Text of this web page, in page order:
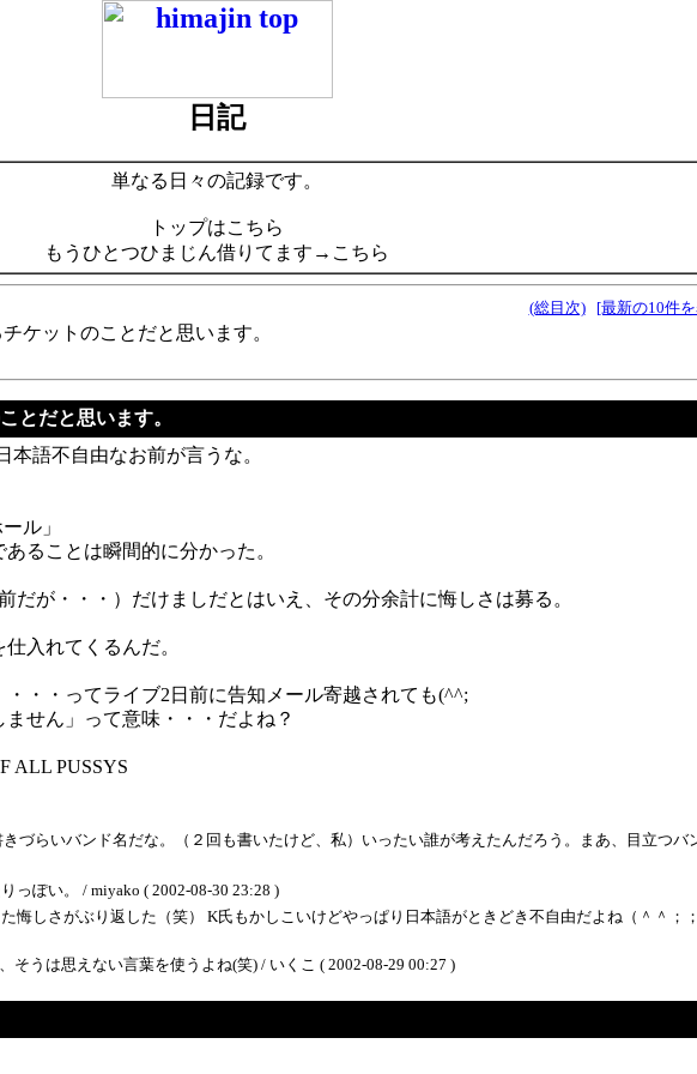
日記
単なる日々の記録です。
トップはこちら
もうひとつひまじん借りてます→こちら
(総目次) [最新の10件
ケットのことだと思います。
とだと思います。
語不自由なお前が言うな。
ル」
ることは瞬間的に分かった。
が・・・）だけましだとはいえ、その分余計に悔しさは募る。
入れてくるんだ。
・・ってライブ2日前に告知メール寄越されても(^^;
せん」って意味・・・だよね？
ALL PUSSYS
らいバンド名だな。（２回も書いたけど、私）いったい誰が考えたんだろう。まあ、目立つバ
ぽい。 / miyako ( 2002-08-30 23:28 )
しさがぶり返した（笑） K氏もかしこいけどやっぱり日本語がときどき不自由だよね（＾＾；
うは思えない言葉を使うよね(笑) / いくこ ( 2002-08-29 00:27 )